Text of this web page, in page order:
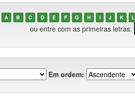
A B C D E F G H I J K L
ou entre com as primeiras letras:
Em ordem: